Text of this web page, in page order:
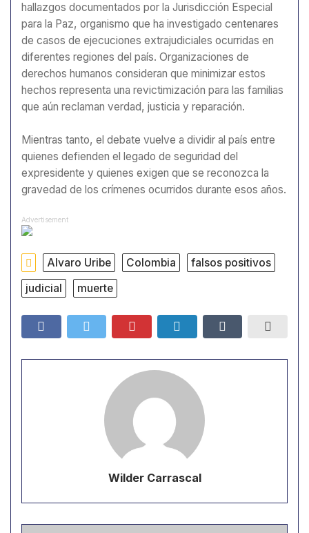
hallazgos documentados por la Jurisdicción Especial
para la Paz, organismo que ha investigado centenares
de casos de ejecuciones extrajudiciales ocurridas en
diferentes regiones del país. Organizaciones de
derechos humanos consideran que minimizar estos
hechos representa una revictimización para las familias
que aún reclaman verdad, justicia y reparación.
Mientras tanto, el debate vuelve a dividir al país entre
quienes defienden el legado de seguridad del
expresidente y quienes exigen que se reconozca la
gravedad de los crímenes ocurridos durante esos años.
Advertisement
Alvaro Uribe Colombia
falsos positivos
judicial
muerte
Wilder Carrascal